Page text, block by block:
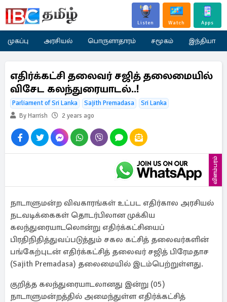
Listen Watch Apps
முகப்பு அரசியல் பொருளாதாரம் சமூகம் இந்தியா
எதிர்க்கட்சி தலைவர் சஜித் தலைமையில்
விசேட கலந்துரையாடல்..!
Parliament of Sri Lanka Sajith Premadasa
Sri Lanka
By Harrish
2 years ago
விளம்பரம்
நாடாளுமன்ற விவகாரங்கள் உட்பட எதிர்கால அரசியல்
நடவடிக்கைகள் தொடர்பிலான முக்கிய
கலந்துரையாடலொன்று எதிர்க்கட்சியைப்
பிரதிநிதித்துவப்படுத்தும் சகல கட்சித் தலைவர்களின்
பங்கேற்புடன் எதிர்க்கட்சித் தலைவர் சஜித் பிரேமதாச
(Sajith Premadasa) தலைமையில் இடம்பெற்றுள்ளது.
குறித்த கலந்துரையாடலானது இன்று (05)
நாடாளுமன்றத்தில் அமைந்துள்ள எதிர்க்கட்சித்